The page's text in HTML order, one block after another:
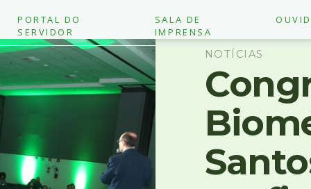
PORTAL DO
SERVIDOR
SALA DE
IMPRENSA
NOTÍCIAS